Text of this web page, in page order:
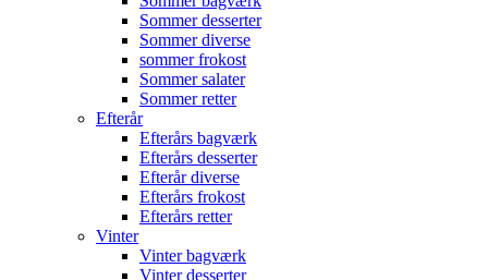
Sommer desserter
Sommer diverse
sommer frokost
Sommer salater
Sommer retter
Efterår
Efterårs bagværk
Efterårs desserter
Efterår diverse
Efterårs frokost
Efterårs retter
Vinter
Vinter bagværk
Vinter desserter